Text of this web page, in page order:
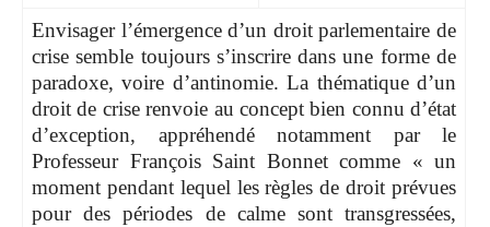
Envisager l’émergence d’un droit parlementaire de
crise semble toujours s’inscrire dans une forme de
paradoxe, voire d’antinomie. La thématique d’un
droit de crise renvoie au concept bien connu d’état
d’exception, appréhendé notamment par le
Professeur François Saint Bonnet comme « un
moment pendant lequel les règles de droit prévues
pour des périodes de calme sont transgressées,